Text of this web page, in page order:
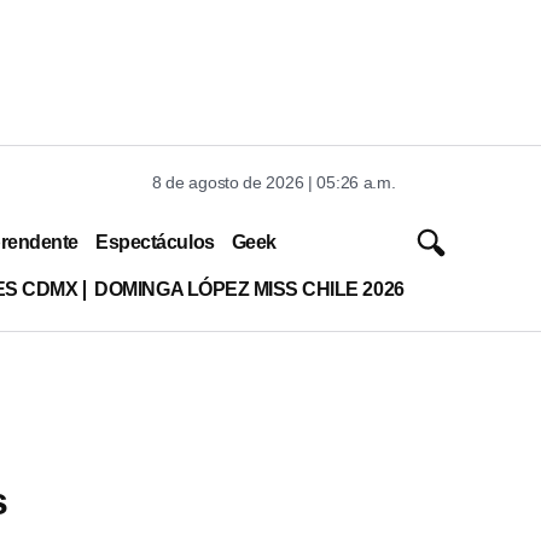
8 de agosto de 2026 | 05:26 a.m.
Espectáculos Geek
CDMX DOMINGA LÓPEZ MISS CHILE 2026